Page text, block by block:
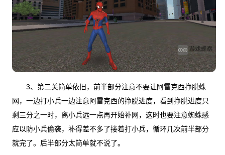
3、第二关简单依旧，前半部分注意不要让阿雷克西挣脱蛛
网，一边打小兵一边注意阿雷克西的挣脱进度，看到挣脱进度只
剩三分之一时，离小兵远一点再开始补网，这时也要注意蜘蛛感
应以防小兵偷袭，补得差不多了接着打小兵，循环几次前半部分
就完了。后半部分太简单就不说了。